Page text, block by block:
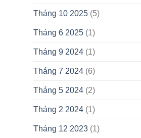
Tháng 10 2025(5)
Tháng 6 2025(1)
Tháng 9 2024(1)
Tháng 7 2024(6)
Tháng 5 2024(2)
Tháng 2 2024(1)
Tháng 12 2023(1)